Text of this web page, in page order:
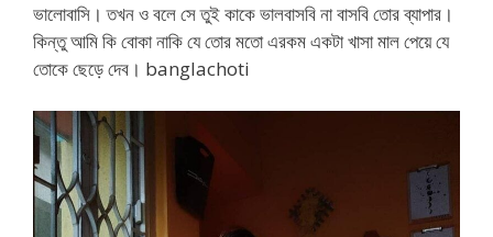
ভালোবাসি। তখন ও বলে সে তুই কাকে ভালবাসবি না বাসবি তোর ব্যাপার।
কিন্তু আমি কি বোকা নাকি যে তোর মতো এরকম একটা খাসা মাল পেয়ে যে
তোকে ছেড়ে দেব। banglachoti